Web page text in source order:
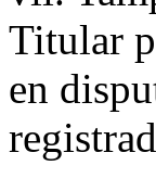
Titular
en